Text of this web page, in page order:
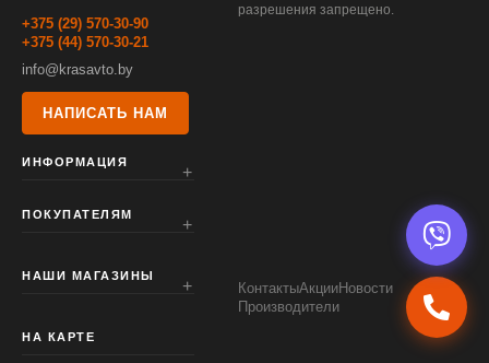
+375 (29) 570-30-90
+375 (44) 570-30-21
info@krasavto.by
НАПИСАТЬ НАМ
ИНФОРМАЦИЯ
ПОКУПАТЕЛЯМ
НАШИ МАГАЗИНЫ
НА КАРТЕ
разрешения запрещено.
КонтактыАкцииНовости
Производители